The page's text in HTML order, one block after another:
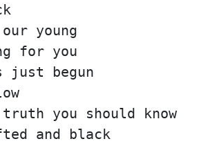
young
for you
just begun
you should know
and black